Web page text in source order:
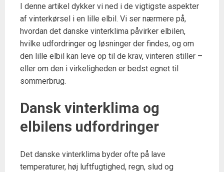
I denne artikel dykker vi ned i de vigtigste aspekter
af vinterkørsel i en lille elbil. Vi ser nærmere på,
hvordan det danske vinterklima påvirker elbilen,
hvilke udfordringer og løsninger der findes, og om
den lille elbil kan leve op til de krav, vinteren stiller –
eller om den i virkeligheden er bedst egnet til
sommerbrug.
Dansk vinterklima og
elbilens udfordringer
Det danske vinterklima byder ofte på lave
temperaturer, høj luftfugtighed, regn, slud og